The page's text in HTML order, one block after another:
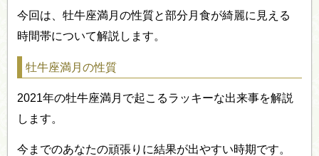
今回は、牡牛座満月の性質と部分月食が綺麗に見える
時間帯について解説します。
牡牛座満月の性質
2021年の牡牛座満月で起こるラッキーな出来事を解説
します。
今までのあなたの頑張りに結果が出やすい時期です。